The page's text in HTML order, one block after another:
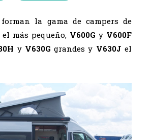
la gama de campers de
el más pequeño, V600G y V600F
y V630G grandes y V630J el